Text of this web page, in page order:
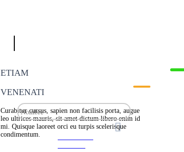

ETIAM
VENENATI
Curabitur cursus, sapien non facilisis porta, augue
leo ultrices mauris, sit amet dictum libero enim id
mi. Quisque laoreet orci eu turpis scelerisque
condimentum.